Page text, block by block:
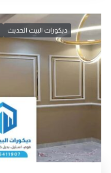
ديكورات البيت الحديث